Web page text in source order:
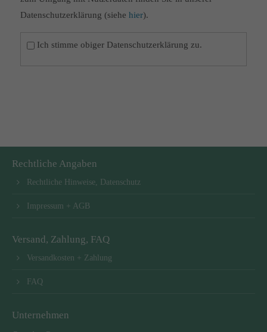
Datenschutzerklärung (siehe hier).
Ich stimme obiger Datenschutzerklärung zu.
Rechtliche Angaben
Rechtliche Hinweise, Datenschutz
Impressum + AGB
Versand, Zahlung, FAQ
Versandkosten + Zahlung
FAQ
Unternehmen